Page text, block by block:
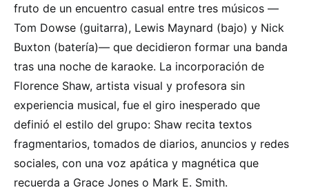
fruto de un encuentro casual entre tres músicos —
Tom Dowse (guitarra), Lewis Maynard (bajo) y Nick
Buxton (batería)— que decidieron formar una banda
tras una noche de karaoke. La incorporación de
Florence Shaw, artista visual y profesora sin
experiencia musical, fue el giro inesperado que
definió el estilo del grupo: Shaw recita textos
fragmentarios, tomados de diarios, anuncios y redes
sociales, con una voz apática y magnética que
recuerda a Grace Jones o Mark E. Smith.